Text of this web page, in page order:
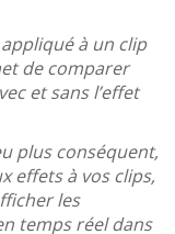
à un clip
de comparer
et sans l’effet
plus conséquent,
effets à vos clips,
les
temps réel dans